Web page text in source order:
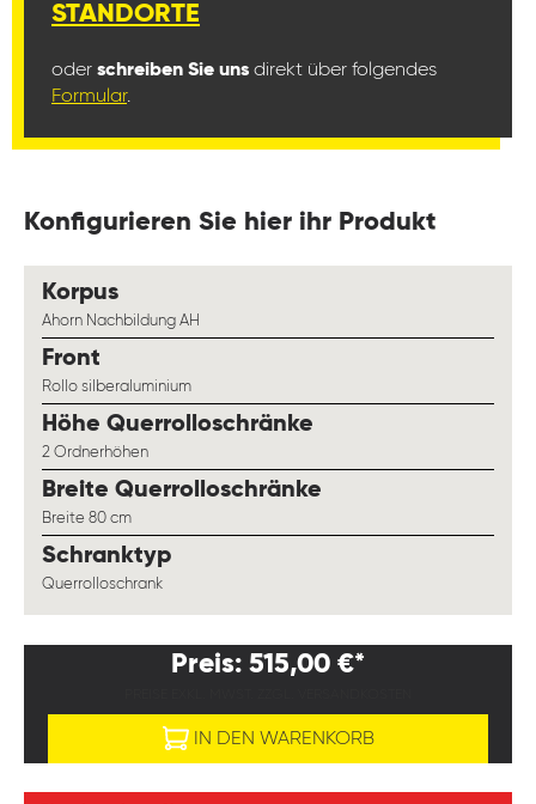
STANDORTE
oder schreiben Sie uns direkt über folgendes
Formular.
Konfigurieren Sie hier ihr Produkt
Korpusauswählen
Ahorn Nachbildung AH
Front
Rollo silberaluminium
Höhe Querrolloschränke
2 Ordnerhöhen
Breite Querrolloschränke
Breite 80 cm
Schranktypauswählen
Querrolloschrank
Preis: 515,00 €*
IN DEN WARENKORB